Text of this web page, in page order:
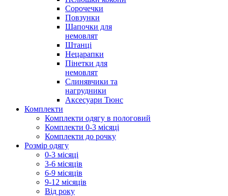
Сорочечки
Повзунки
Шапочки для
немовлят
Штанці
Нецарапки
Пінетки для
немовлят
Слинявчики та
нагрудники
Аксесуари Тюнс
Комплекти
Комплекти одягу в пологовий
Комплекти 0-3 місяці
Комплекти до рочку
Розмір одягу
0-3 місяці
3-6 місяців
6-9 місяців
9-12 місяців
Від року